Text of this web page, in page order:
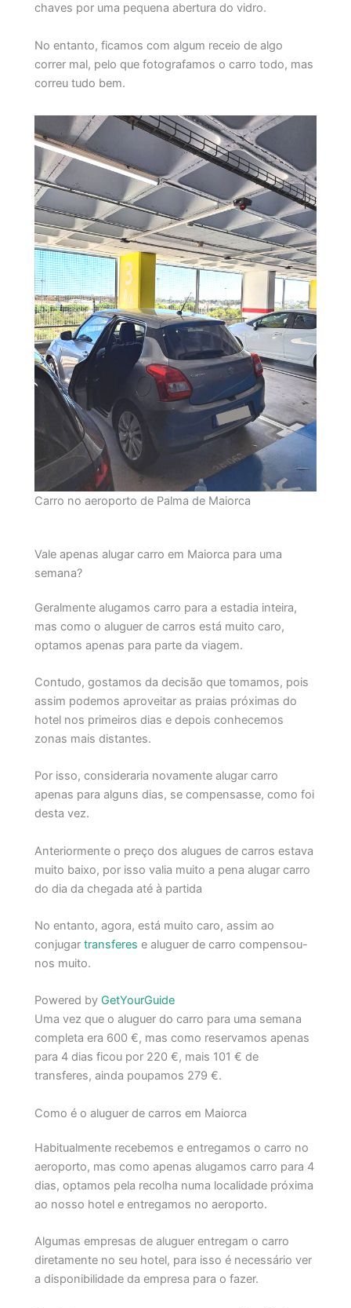
chaves por uma pequena abertura do vidro.
No entanto, ficamos com algum receio de algo
correr mal, pelo que fotografamos o carro todo, mas
correu tudo bem.
Carro no aeroporto de Palma de Maiorca
Vale apenas alugar carro em Maiorca para uma
semana?
Geralmente alugamos carro para a estadia inteira,
mas como o aluguer de carros está muito caro,
optamos apenas para parte da viagem.
Contudo, gostamos da decisão que tomamos, pois
assim podemos aproveitar as praias próximas do
hotel nos primeiros dias e depois conhecemos
zonas mais distantes.
Por isso, consideraria novamente alugar carro
apenas para alguns dias, se compensasse, como foi
desta vez.
Anteriormente o preço dos alugues de carros estava
muito baixo, por isso valia muito a pena alugar carro
do dia da chegada até à partida
No entanto, agora, está muito caro, assim ao
conjugartransferes e aluguer de carro compensou-
nos muito.
Powered by GetYourGuide
Uma vez que o aluguer do carro para uma semana
completa era 600 €, mas como reservamos apenas
para 4 dias ficou por 220 €, mais 101 € de
transferes, ainda poupamos 279 €.
Como é o aluguer de carros em Maiorca
Habitualmente recebemos e entregamos o carro no
aeroporto, mas como apenas alugamos carro para 4
dias, optamos pela recolha numa localidade próxima
ao nosso hotel e entregamos no aeroporto.
Algumas empresas de aluguer entregam o carro
diretamente no seu hotel, para isso é necessário ver
a disponibilidade da empresa para o fazer.